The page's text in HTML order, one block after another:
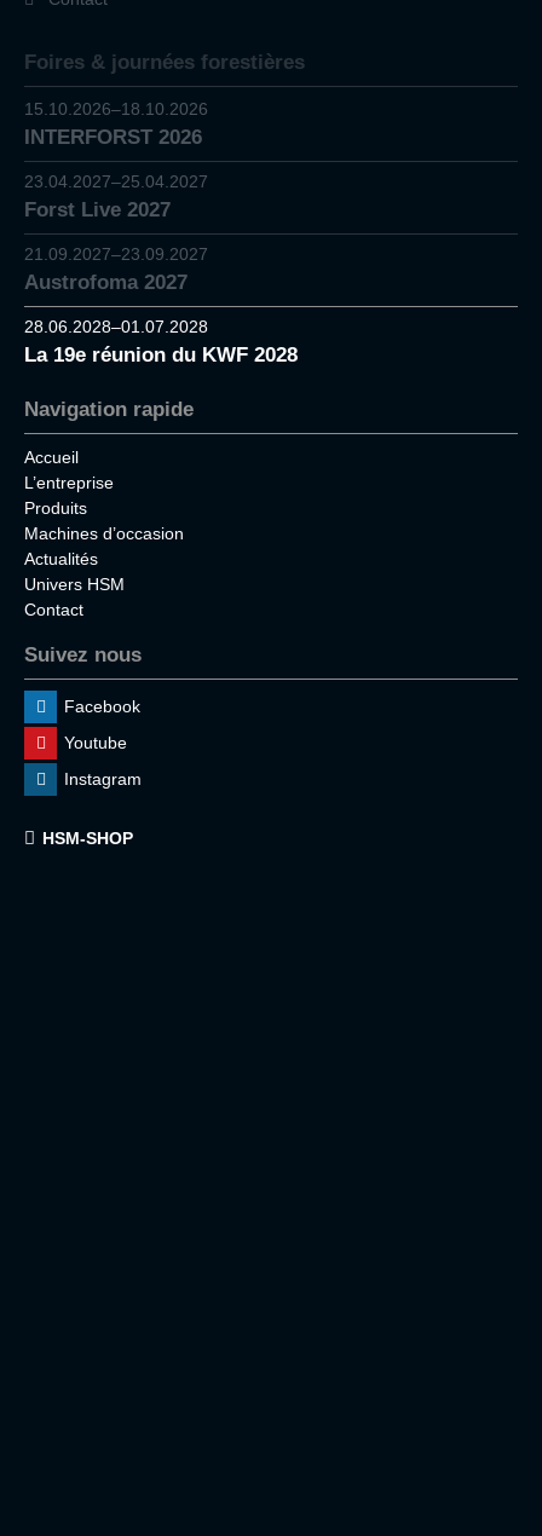
Foires & journées forestières
15.10.2026–18.10.2026
INTERFORST 2026
23.04.2027–25.04.2027
Forst Live 2027
21.09.2027–23.09.2027
Austrofoma 2027
28.06.2028–01.07.2028
La 19e réunion du KWF 2028
Navigation rapide
Accueil
L’entreprise
Produits
Machines d’occasion
Actualités
Univers HSM
Contact
Suivez nous
Facebook
Youtube
Instagram
HSM-SHOP